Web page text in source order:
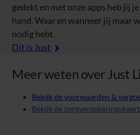
gedekt en met onze apps heb jij
hand. Waar en wanneer jij maar
nodig hebt.
Dit is Just
Meer weten over Just
Bekijk de voorwaarden &
Bekijk de zorgverzekeringskaart